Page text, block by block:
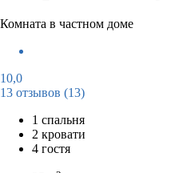
Комната в частном доме
10,0
13 отзывов (13)
1 спальня
2 кровати
4 гостя